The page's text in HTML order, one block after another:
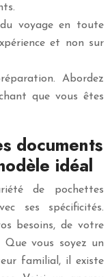
voyage en toute
et non sur
Abordez
que vous êtes
documents
idéal
de pochettes
ses spécificités.
besoins, de votre
vous soyez un
familial, il existe